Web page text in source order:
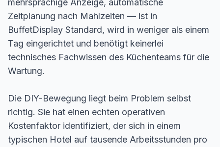
mehrsprachige Anzeige, automatische
Zeitplanung nach Mahlzeiten — ist in
BuffetDisplay Standard, wird in weniger als einem
Tag eingerichtet und benötigt keinerlei
technisches Fachwissen des Küchenteams für die
Wartung.
Die DIY-Bewegung liegt beim Problem selbst
richtig. Sie hat einen echten operativen
Kostenfaktor identifiziert, der sich in einem
typischen Hotel auf tausende Arbeitsstunden pro